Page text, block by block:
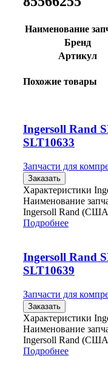
Наименование
Бренд
Артикул
Похожие товары
Ingersoll Rand
SLT10633
Запчасти для
Заказать
Характеристики
Наименование
Ingersoll Rand
Подробнее
Ingersoll Rand
SLT10639
Запчасти для
Заказать
Характеристики
Наименование
Ingersoll Rand
Подробнее